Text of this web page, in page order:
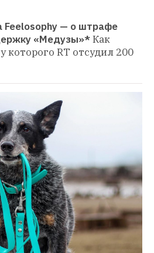
Feelosophy — о штрафе
«Медузы»*Как
которого RT отсудил 200